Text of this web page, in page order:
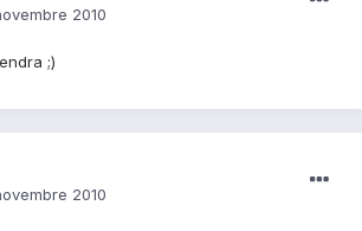
2010
;)
2010